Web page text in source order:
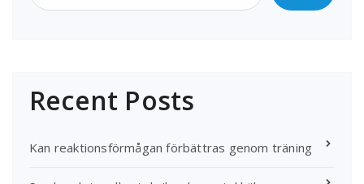
Recent Posts
Kan reaktionsförmågan förbättras genom träning